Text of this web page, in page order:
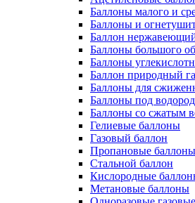
Баллоны малого и
Баллоны и
Баллон
Баллоны большого
Баллоны
Баллон природный
Баллоны для
Баллоны под водород
Баллоны со сжатым
Гелиевые баллоны
Газовый баллон
Пропановые баллоны
Стальной баллон
Кислородные
Метановые баллоны